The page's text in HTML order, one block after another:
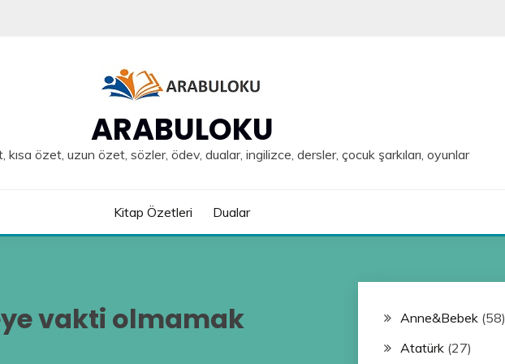
ARABULOKU
özet, uzun özet, sözler, ödev, dualar, ingilizce, dersler, çocuk şarkıları, oyunlar
Kitap Özetleri Dualar
vakti olmamak
Anne&Bebek(58)
Atatürk(27)